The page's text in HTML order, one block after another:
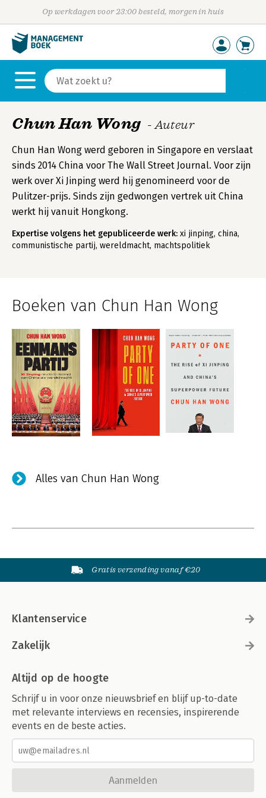
Op werkdagen voor 23:00 besteld, morgen in huis
Chun Han Wong - Auteur
Chun Han Wong werd geboren in Singapore en verslaat
sinds 2014 China voor The Wall Street Journal. Voor zijn
werk over Xi Jinping werd hij genomineerd voor de
Pulitzer-prijs. Sinds zijn gedwongen vertrek uit China
werkt hij vanuit Hongkong.
Expertise volgens het gepubliceerde werk: xi jinping, china,
communistische partij, wereldmacht, machtspolitiek
Boeken van Chun Han Wong
Alles van Chun Han Wong
Gratis verzending vanaf €20
Klantenservice
Zakelijk
Altijd op de hoogte
Schrijf u in voor onze nieuwsbrief en blijf up-to-date
met relevante interviews en recensies, inspirerende
events en de beste acties.
Aanmelden